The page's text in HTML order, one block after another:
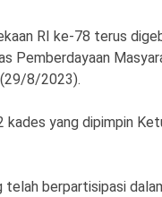
RI ke-78 terus
Pemberdayaan
8/2023).
kades yang dipimpin
telah berpartisipasi